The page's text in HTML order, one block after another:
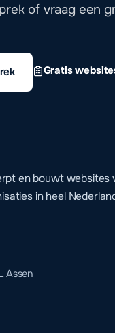
of vraag een
Gratis
en bouwt websites
in heel
Assen